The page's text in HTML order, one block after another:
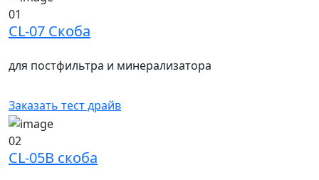
01
CL-07 Скоба
для постфильтра и минерализатора
Заказать тест драйв
02
CL-05B скоба